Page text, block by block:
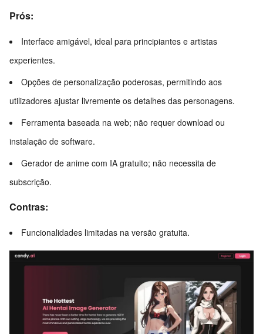
Prós:
Interface amigável, ideal para principiantes e artistas
experientes.
Opções de personalização poderosas, permitindo aos
utilizadores ajustar livremente os detalhes das personagens.
Ferramenta baseada na web; não requer download ou
instalação de software.
Gerador de anime com IA gratuito; não necessita de
subscrição.
Contras:
Funcionalidades limitadas na versão gratuita.